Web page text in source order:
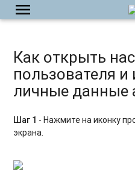
menu
Как открыть
пользователя и
личные данные
Шаг 1 - Нажмите на иконку
экрана.